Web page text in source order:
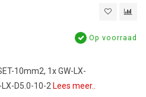
Op voorraad
10mm2, 1x GW-LX-
LX-D5.0-10-2 Lees meer..